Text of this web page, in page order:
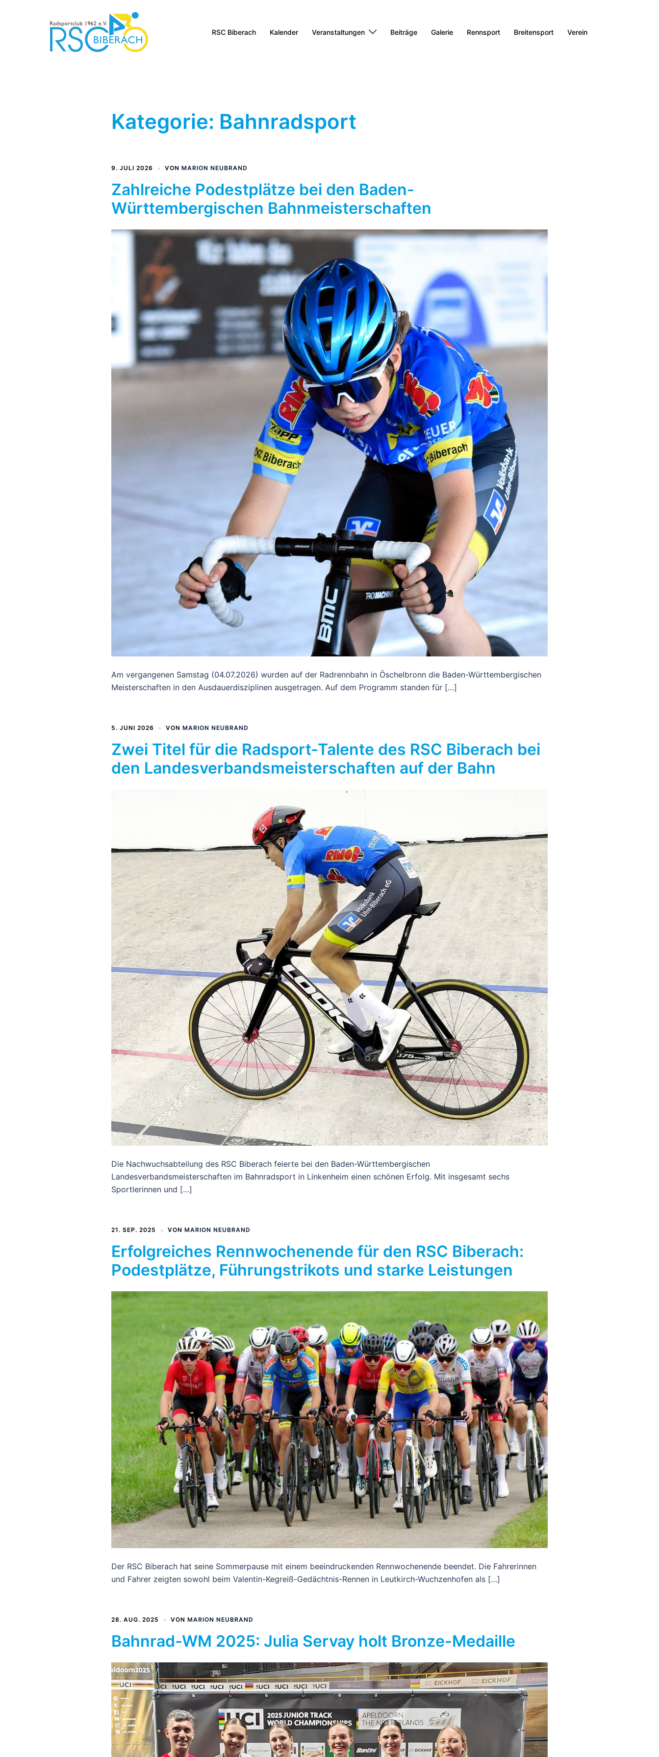
RSC Biberach Kalender Veranstaltungen Beiträge Galerie Rennsport Breitensport Verein
Kategorie: Bahnradsport
9. JULI 2026 VON MARION NEUBRAND
Zahlreiche Podestplätze bei den Baden-
Württembergischen Bahnmeisterschaften
Am vergangenen Samstag (04.07.2026) wurden auf der Radrennbahn in Öschelbronn die Baden-Württembergischen
Meisterschaften in den Ausdauerdisziplinen ausgetragen. Auf dem Programm standen für […]
5. JUNI 2026 VON MARION NEUBRAND
Zwei Titel für die Radsport-Talente des RSC Biberach bei
den Landesverbandsmeisterschaften auf der Bahn
Die Nachwuchsabteilung des RSC Biberach feierte bei den Baden-Württembergischen
Landesverbandsmeisterschaften im Bahnradsport in Linkenheim einen schönen Erfolg. Mit insgesamt sechs
Sportlerinnen und […]
21. SEP. 2025 VON MARION NEUBRAND
Erfolgreiches Rennwochenende für den RSC Biberach:
Podestplätze, Führungstrikots und starke Leistungen
Der RSC Biberach hat seine Sommerpause mit einem beeindruckenden Rennwochenende beendet. Die Fahrerinnen
und Fahrer zeigten sowohl beim Valentin-Kegreiß-Gedächtnis-Rennen in Leutkirch-Wuchzenhofen als […]
28. AUG. 2025 VON MARION NEUBRAND
Bahnrad-WM 2025: Julia Servay holt Bronze-Medaille